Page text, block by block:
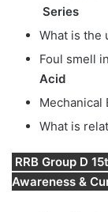
Series
What is the
Foul smell
Acid
Mechanical
What is
RRB Group D
Awareness &